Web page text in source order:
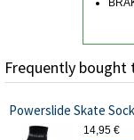
Frequently
Powerslide Skate
14,95 €